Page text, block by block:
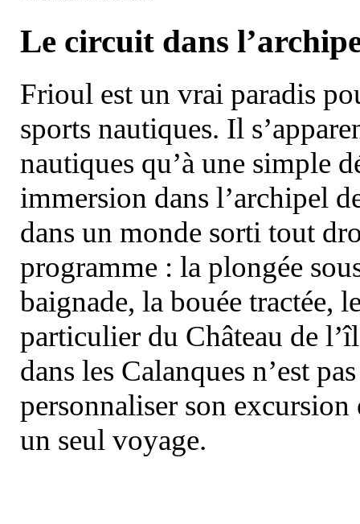
Le circuit dans
Frioul est un vrai paradis
sports nautiques. Il
nautiques qu’à une simple
immersion dans l’archipel
dans un monde sorti tout
programme : la plongée
baignade, la bouée tractée,
particulier du Château de
dans les Calanques n’est
personnaliser son
un seul voyage.